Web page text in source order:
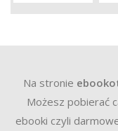
Na stronie
Możesz pobierać
ebooki czyli